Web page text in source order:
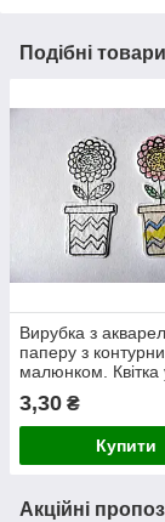
Подібні
Вирубка з
паперу з
малюнком. Квітка
горщіку, 21х41 мм
3,30 ₴
Купити
Акційні